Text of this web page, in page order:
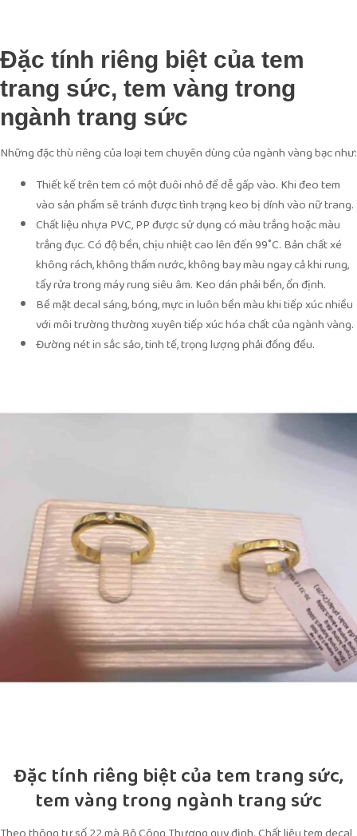
Đặc tính riêng biệt của tem
trang sức, tem vàng trong
ngành trang sức
Những đặc thù riêng của loại tem chuyên dùng của ngành vàng bạc như:
Thiết kế trên tem có một đuôi nhỏ để dễ gấp vào. Khi đeo tem
vào sản phẩm sẽ tránh được tình trạng keo bị dính vào nữ trang.
Chất liệu nhựa PVC, PP được sử dụng có màu trắng hoặc màu
trắng đục. Có độ bền, chịu nhiệt cao lên đến 99˚C. Bản chất xé
không rách, không thấm nước, không bay màu ngay cả khi rung,
tẩy rửa trong máy rung siêu âm. Keo dán phải bền, ổn định.
Bề mặt decal sáng, bóng, mực in luôn bền màu khi tiếp xúc nhiều
với môi trường thường xuyên tiếp xúc hóa chất của ngành vàng.
Đường nét in sắc sảo, tinh tế, trọng lượng phải đồng đều.
Đặc tính riêng biệt của tem trang sức,
tem vàng trong ngành trang sức